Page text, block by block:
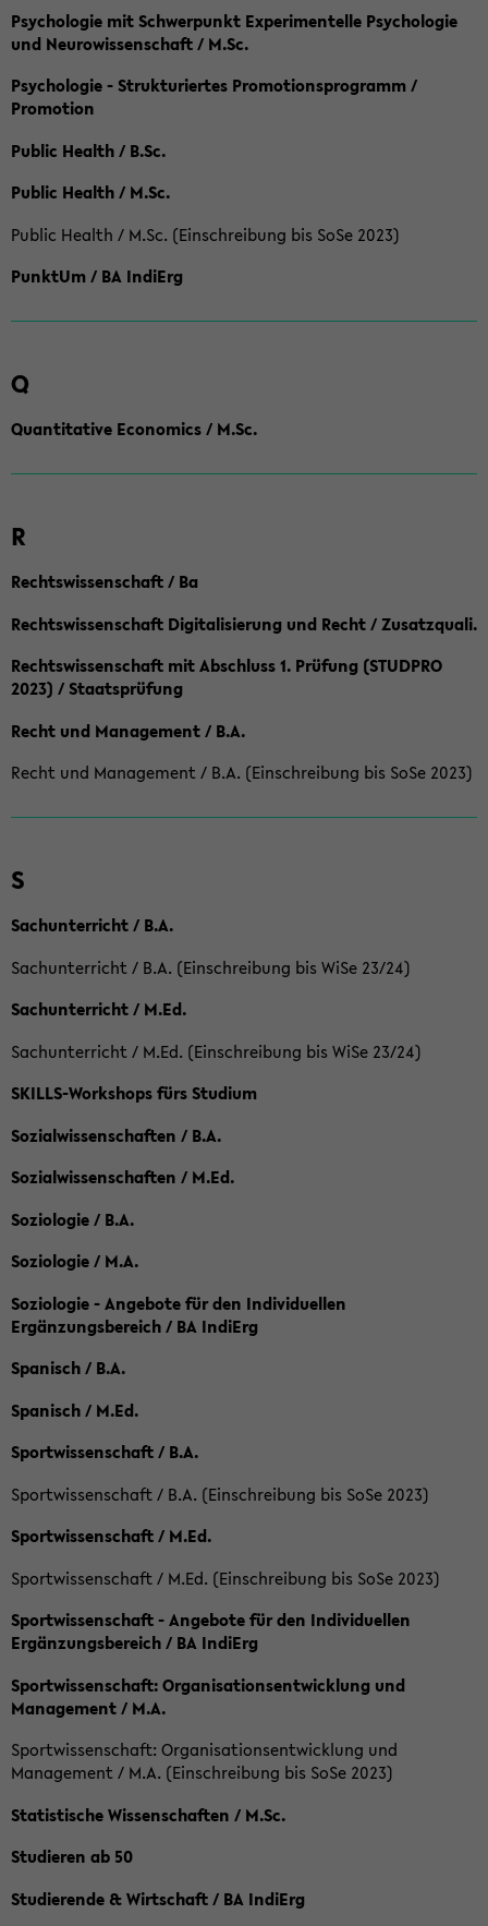
Psychologie mit Schwerpunkt Experimentelle Psychologie
und Neurowissenschaft / M.Sc.
Psychologie - Strukturiertes Promotionsprogramm /
Promotion
Public Health / B.Sc.
Public Health / M.Sc.
Public Health / M.Sc. (Einschreibung bis SoSe 2023)
PunktUm / BA IndiErg
Q
Quantitative Economics / M.Sc.
R
Rechtswissenschaft / Ba
Rechtswissenschaft Digitalisierung und Recht / Zusatzquali.
Rechtswissenschaft mit Abschluss 1. Prüfung (STUDPRO
2023) / Staatsprüfung
Recht und Management / B.A.
Recht und Management / B.A. (Einschreibung bis SoSe 2023)
S
Sachunterricht / B.A.
Sachunterricht / B.A. (Einschreibung bis WiSe 23/24)
Sachunterricht / M.Ed.
Sachunterricht / M.Ed. (Einschreibung bis WiSe 23/24)
SKILLS-Workshops fürs Studium
Sozialwissenschaften / B.A.
Sozialwissenschaften / M.Ed.
Soziologie / B.A.
Soziologie / M.A.
Soziologie - Angebote für den Individuellen
Ergänzungsbereich / BA IndiErg
Spanisch / B.A.
Spanisch / M.Ed.
Sportwissenschaft / B.A.
Sportwissenschaft / B.A. (Einschreibung bis SoSe 2023)
Sportwissenschaft / M.Ed.
Sportwissenschaft / M.Ed. (Einschreibung bis SoSe 2023)
Sportwissenschaft - Angebote für den Individuellen
Ergänzungsbereich / BA IndiErg
Sportwissenschaft: Organisationsentwicklung und
Management / M.A.
Sportwissenschaft: Organisationsentwicklung und
Management / M.A. (Einschreibung bis SoSe 2023)
Statistische Wissenschaften / M.Sc.
Studieren ab 50
Studierende & Wirtschaft / BA IndiErg